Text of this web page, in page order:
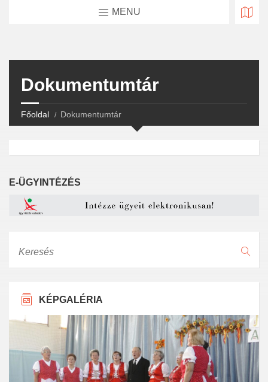
MENU
Dokumentumtár
Főoldal Dokumentumtár
E-ÜGYINTÉZÉS
KÉPGALÉRIA